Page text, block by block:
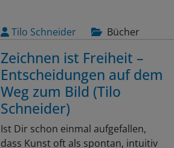
Tilo Schneider Bücher
Zeichnen ist Freiheit –
Entscheidungen auf dem
Weg zum Bild (Tilo
Schneider)
Ist Dir schon einmal aufgefallen,
dass Kunst oft als spontan, intuitiv